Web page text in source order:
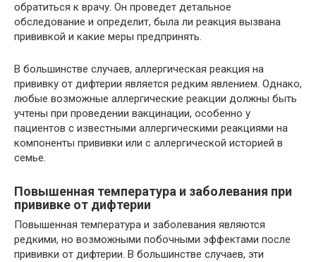
обратиться к врачу. Он проведет детальное
обследование и определит, была ли реакция вызвана
прививкой и какие меры предпринять.
В большинстве случаев, аллергическая реакция на
прививку от дифтерии является редким явлением. Однако,
любые возможные аллергические реакции должны быть
учтены при проведении вакцинации, особенно у
пациентов с известными аллергическими реакциями на
компоненты прививки или с аллергической историей в
семье.
Повышенная температура и заболевания при
прививке от дифтерии
Повышенная температура и заболевания являются
редкими, но возможными побочными эффектами после
прививки от дифтерии. В большинстве случаев, эти